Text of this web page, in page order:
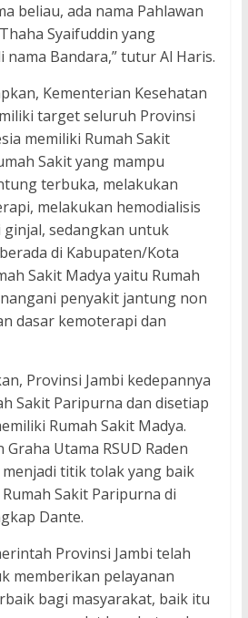
beliau, ada nama Pahlawan
Syaifuddin yang
nama Bandara,” tutur Al Haris.
Kementerian Kesehatan
target seluruh Provinsi
memiliki Rumah Sakit
Sakit yang mampu
terbuka, melakukan
melakukan hemodialisis
sedangkan untuk
di Kabupaten/Kota
Sakit Madya yaitu Rumah
penyakit jantung non
dasar kemoterapi dan
Provinsi Jambi kedepannya
Sakit Paripurna dan disetiap
Rumah Sakit Madya.
Utama RSUD Raden
titik tolak yang baik
Sakit Paripurna di
Dante.
Provinsi Jambi telah
memberikan pelayanan
bagi masyarakat, baik itu